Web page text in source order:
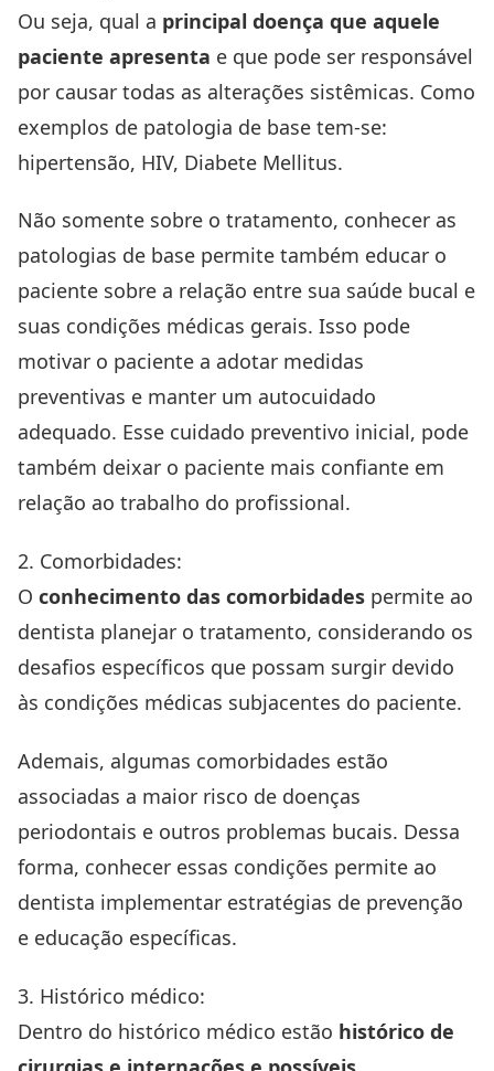
Ou seja, qual a principal doença que aquele
paciente apresenta e que pode ser responsável
por causar todas as alterações sistêmicas. Como
exemplos de patologia de base tem-se:
hipertensão, HIV, Diabete Mellitus.
Não somente sobre o tratamento, conhecer as
patologias de base permite também educar o
paciente sobre a relação entre sua saúde bucal e
suas condições médicas gerais. Isso pode
motivar o paciente a adotar medidas
preventivas e manter um autocuidado
adequado. Esse cuidado preventivo inicial, pode
também deixar o paciente mais confiante em
relação ao trabalho do profissional.
2. Comorbidades:
O conhecimento das comorbidades permite ao
dentista planejar o tratamento, considerando os
desafios específicos que possam surgir devido
às condições médicas subjacentes do paciente.
Ademais, algumas comorbidades estão
associadas a maior risco de doenças
periodontais e outros problemas bucais. Dessa
forma, conhecer essas condições permite ao
dentista implementar estratégias de prevenção
e educação específicas.
3. Histórico médico:
Dentro do histórico médico estão histórico de